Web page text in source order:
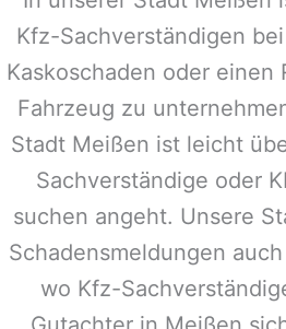
Kfz-Sachverständigen
Kaskoschaden oder einen
Fahrzeug zu
Stadt Meißen ist leicht
Sachverständige oder
suchen angeht. Unsere
Schadensmeldungen
wo Kfz-